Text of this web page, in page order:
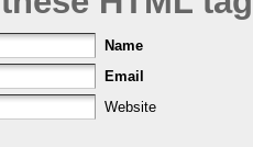
Name
Email
Website